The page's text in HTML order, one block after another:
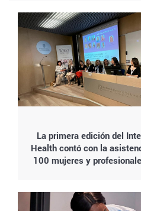
La primera edición del
Health contó con la
100 mujeres y